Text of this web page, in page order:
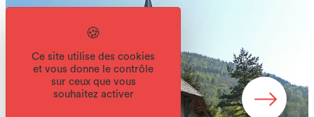
Ce site utilise des cookies
et vous donne le contrôle
sur ceux que vous
souhaitez activer